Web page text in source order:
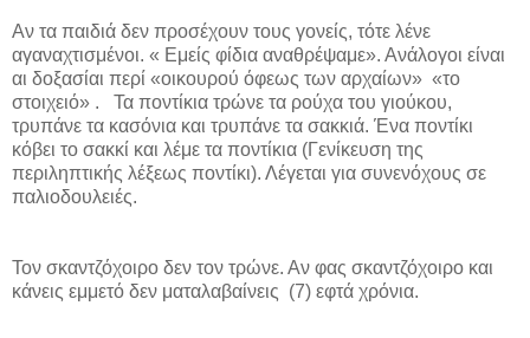
Αν τα παιδιά δεν προσέχουν τους γονείς, τότε λένε
αγαναχτισμένοι. « Εμείς φίδια αναθρέψαμε». Ανάλογοι είναι
αι δοξασίαι περί «οικουρού όφεως των αρχαίων» «το
στοιχειό» .
Τα ποντίκια τρώνε τα ρούχα του γιούκου,
τρυπάνε τα κασόνια και τρυπάνε τα σακκιά. Ένα ποντίκι
κόβει το σακκί και λέμε τα ποντίκια (Γενίκευση της
περιληπτικής λέξεως ποντίκι). Λέγεται για συνενόχους σε
παλιοδουλειές.
Τον σκαντζόχοιρο δεν τον τρώνε. Αν φας σκαντζόχοιρο και
κάνεις εμμετό δεν ματαλαβαίνεις (7) εφτά χρόνια.